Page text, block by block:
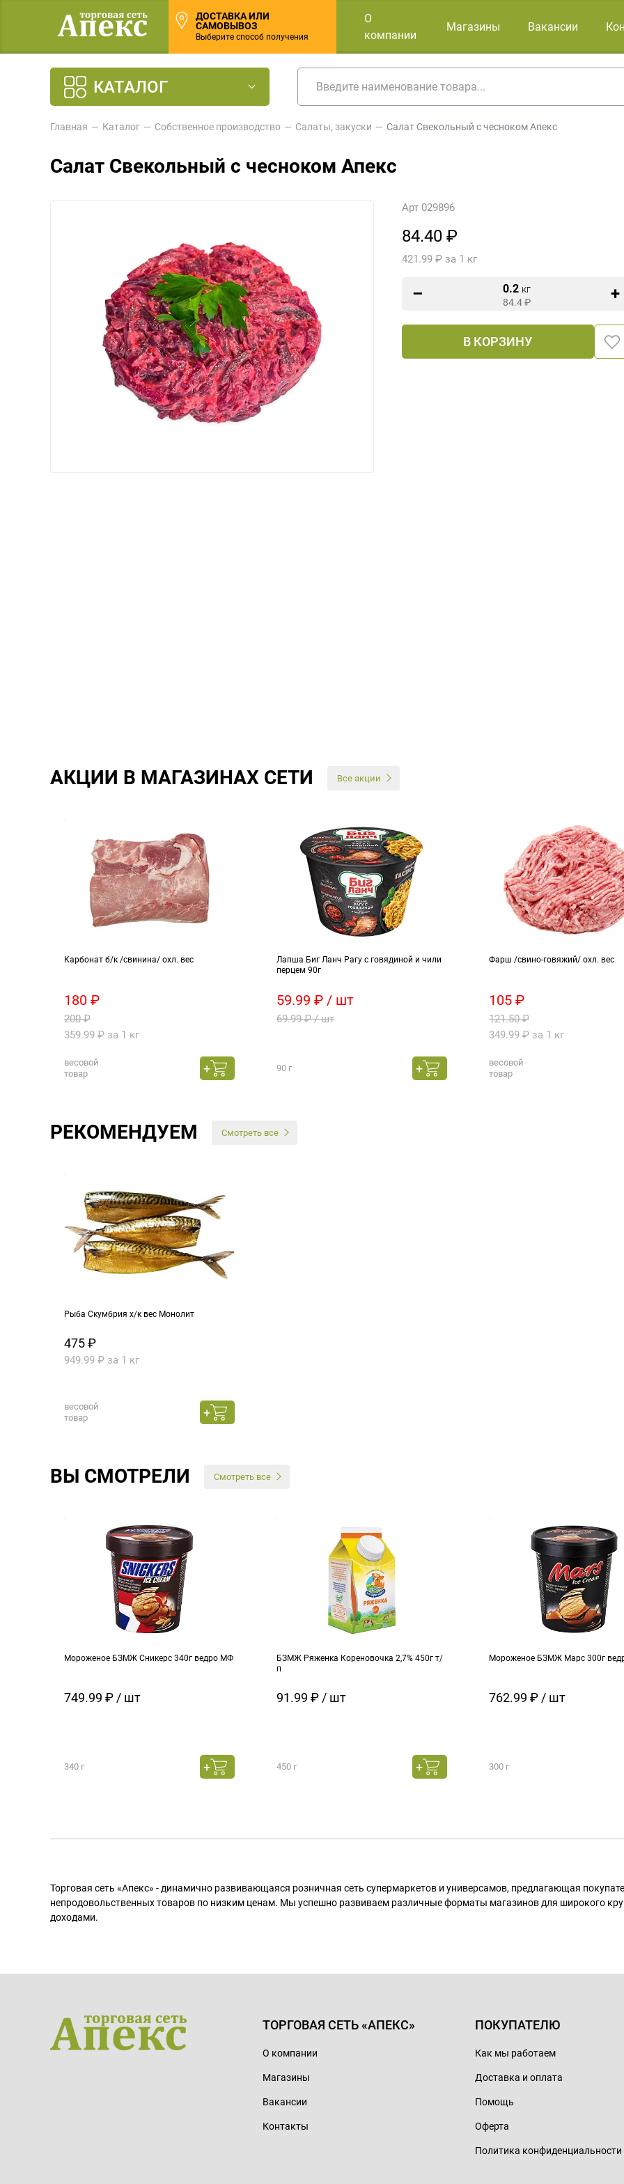
ДОСТАВКА ИЛИ
САМОВЫВОЗ
Выберите способ получения
О
компании
Магазины Вакансии
КАТАЛОГ
Главная Каталог Собственное производство Салаты, закуски Салат Свекольный с чесноком Апекс
Салат Свекольный с чесноком Апекс
Арт 029896
84.40 ₽
421.99 ₽ за 1 кг
0.2 кг
84.4₽
В КОРЗИНУ
АКЦИИ В МАГАЗИНАХ СЕТИ Все акции
Карбонат б/к /свинина/ охл. вес
180 ₽
200 ₽
359.99 ₽ за 1 кг
весовой
товар
Лапша Биг Ланч Рагу с говядиной и чили
перцем 90г
59.99 ₽ / шт
69.99 ₽ / шт
90 г
Фарш /свино-говяжий/ охл. вес
105 ₽
121.50 ₽
349.99 ₽ за 1 кг
весовой
товар
РЕКОМЕНДУЕМ Смотреть все
Рыба Скумбрия х/к вес Монолит
475 ₽
949.99 ₽ за 1 кг
весовой
товар
ВЫ СМОТРЕЛИ Смотреть все
Мороженое БЗМЖ Сникерс 340г ведро МФ
749.99 ₽ / шт
340 г
БЗМЖ Ряженка Кореновочка 2,7% 450г т/
п
91.99 ₽ / шт
450 г
Мороженое БЗМЖ Марс 300г
762.99 ₽ / шт
300 г
Торговая сеть «Апекс» - динамично развивающаяся розничная сеть супермаркетов и универсамов, предлагающая
непродовольственных товаров по низким ценам. Мы успешно развиваем различные форматы магазинов для широкого
доходами.
ТОРГОВАЯ СЕТЬ «АПЕКС»
О компании
Магазины
Вакансии
Контакты
ПОКУПАТЕЛЮ
Как мы работаем
Доставка и оплата
Помощь
Оферта
Политика конфиденциальности